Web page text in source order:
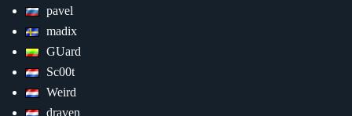
pavel
madix
GUard
Sc00t
Weird
draven